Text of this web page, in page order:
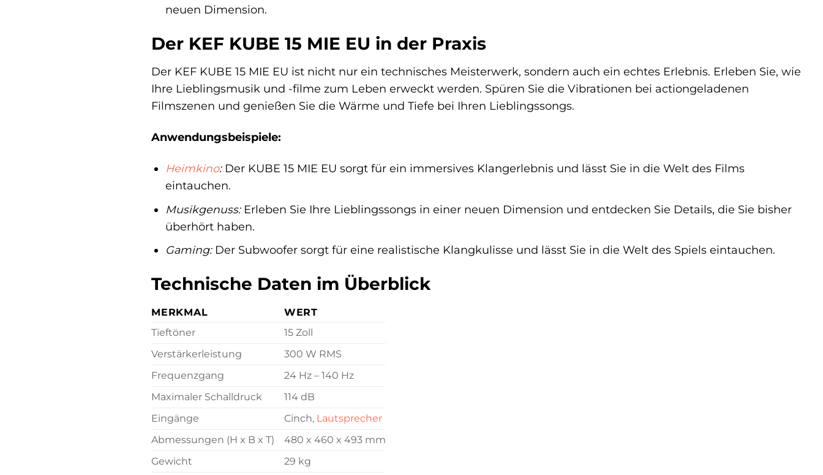
neuen Dimension.
Der KEF KUBE 15 MIE EU in der Praxis
Der KEF KUBE 15 MIE EU ist nicht nur ein technisches Meisterwerk, sondern auch ein echtes Erlebnis. Erleben Sie, wie
Ihre Lieblingsmusik und -filme zum Leben erweckt werden. Spüren Sie die Vibrationen bei actiongeladenen
Filmszenen und genießen Sie die Wärme und Tiefe bei Ihren Lieblingssongs.
Anwendungsbeispiele:
Heimkino:Der KUBE 15 MIE EU sorgt für ein immersives Klangerlebnis und lässt Sie in die Welt des Films
eintauchen.
Musikgenuss:Erleben Sie Ihre Lieblingssongs in einer neuen Dimension und entdecken Sie Details, die Sie bisher
überhört haben.
Gaming:Der Subwoofer sorgt für eine realistische Klangkulisse und lässt Sie in die Welt des Spiels eintauchen.
Technische Daten im Überblick
MERKMAL
WERT
Tieftöner
15 Zoll
Verstärkerleistung
300 W RMS
Frequenzgang
24 Hz – 140 Hz
Maximaler Schalldruck
114 dB
Eingänge
Cinch, Lautsprecher
Abmessungen (H x B x T)
480 x 460 x 493 mm
Gewicht
29 kg